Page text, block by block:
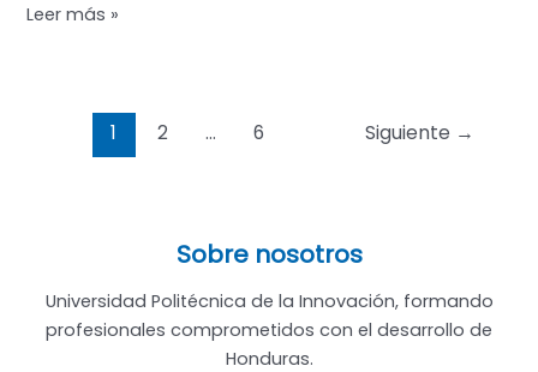
UPI
ARQUITECTOS
ESTRATÉGICA
PARA
Leer más »
Paginación
1 2 … 6 Siguiente →
Sobre nosotros
Universidad Politécnica de la Innovación, formando
profesionales comprometidos con el desarrollo de
Honduras.